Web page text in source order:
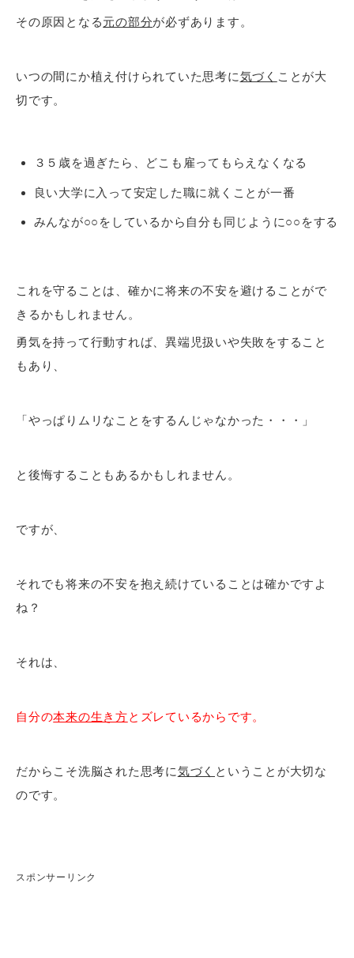
その原因となる元の部分が必ずあります。
いつの間にか植え付けられていた思考に気づく ことが大
切です。
３５歳を過ぎたら、どこも雇ってもらえなくなる
良い大学に入って安定した職に就くことが一番
みんなが○○をしているから自分も同じように○○をする
これを守ることは、確かに将来の不安を避けることがで
きるかもしれません。
勇気を持って行動すれば、異端児扱いや失敗をすること
もあり、
「やっぱりムリなことをするんじゃなかった・・・」
と後悔することもあるかもしれません。
ですが、
それでも将来の不安を抱え続けていることは確かですよ
ね？
それは、
自分の本来の生き方とズレているからです。
だからこそ洗脳された思考に気づく ということが大切な
のです。
スポンサーリンク